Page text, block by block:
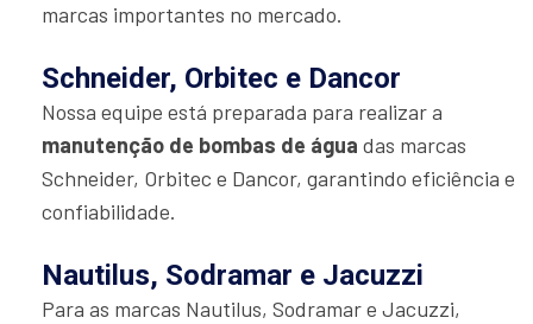
marcas importantes no mercado.
Schneider, Orbitec e Dancor
Nossa equipe está preparada para realizar a
manutenção de bombas de água das marcas
Schneider, Orbitec e Dancor, garantindo eficiência e
confiabilidade.
Nautilus, Sodramar e Jacuzzi
Para as marcas Nautilus, Sodramar e Jacuzzi,